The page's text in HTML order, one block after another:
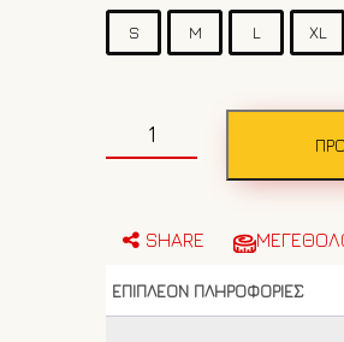
S M L XL
shirt
White
ποσότητα
SHARE
ΕΠΙΠΛΈΟΝ ΠΛΗΡΟΦΟΡΊΕΣ